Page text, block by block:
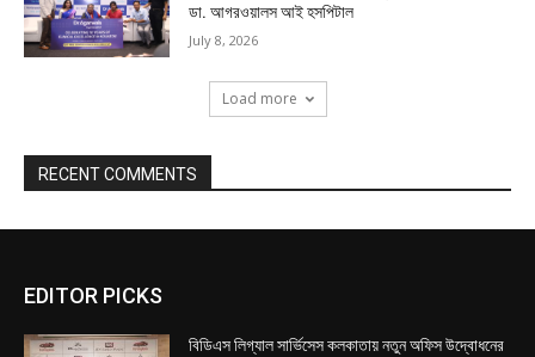
ডা. আগরওয়ালস আই হসপিটাল
July 8, 2026
Load more
RECENT COMMENTS
EDITOR PICKS
বিডিএস লিগ্যাল সার্ভিসেস কলকাতায় নতুন অফিস উদ্বোধনের